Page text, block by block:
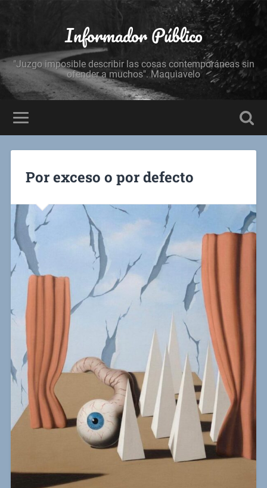
Informador Público
"Juzgo imposible describir las cosas contemporáneas sin
ofender a muchos". Maquiavelo
Por exceso o por defecto